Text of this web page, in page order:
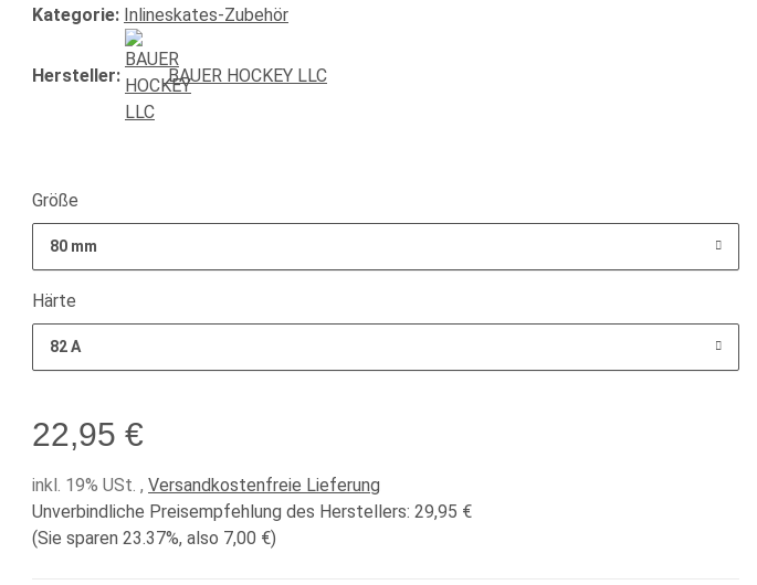
Kategorie: Inlineskates-Zubehör
Hersteller: BAUER HOCKEY LLC
Größe
80 mm
Härte
82 A
22,95 €
inkl. 19% USt. , Versandkostenfreie Lieferung
Unverbindliche Preisempfehlung des Herstellers: 29,95 €
(Sie sparen 23.37%, also 7,00 €)